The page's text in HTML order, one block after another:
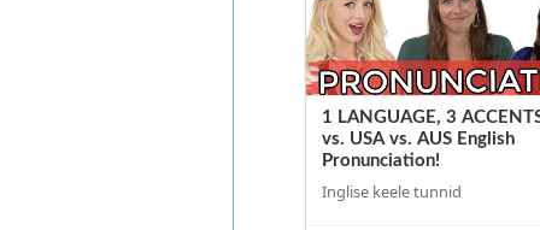
1 LANGUAGE, 3
vs. USA vs. AUS English
Pronunciation!
Inglise keele tunnid